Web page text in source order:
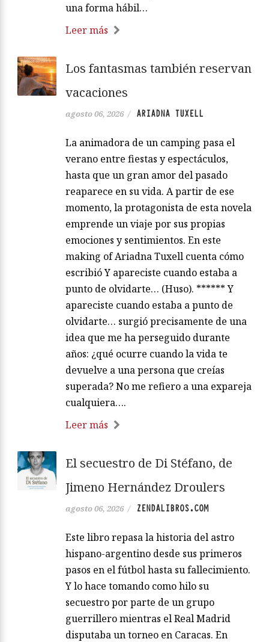
una forma hábil…
Leer más
Los fantasmas también reservan
vacaciones
agosto 06, 2026 / ARIADNA TUXELL
La animadora de un camping pasa el
verano entre fiestas y espectáculos,
hasta que un gran amor del pasado
reaparece en su vida. A partir de ese
momento, la protagonista de esta novela
emprende un viaje por sus propias
emociones y sentimientos. En este
making of Ariadna Tuxell cuenta cómo
escribió Y apareciste cuando estaba a
punto de olvidarte… (Huso). ****** Y
apareciste cuando estaba a punto de
olvidarte… surgió precisamente de una
idea que me ha perseguido durante
años: ¿qué ocurre cuando la vida te
devuelve a una persona que creías
superada? No me refiero a una expareja
cualquiera….
Leer más
El secuestro de Di Stéfano, de
Jimeno Hernández Droulers
agosto 06, 2026 / ZENDALIBROS.COM
Este libro repasa la historia del astro
hispano-argentino desde sus primeros
pasos en el fútbol hasta su fallecimiento.
Y lo hace tomando como hilo su
secuestro por parte de un grupo
guerrillero mientras el Real Madrid
disputaba un torneo en Caracas. En